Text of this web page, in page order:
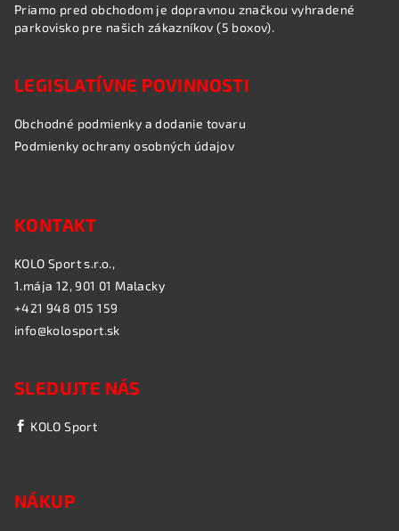
Priamo pred obchodom je dopravnou značkou vyhradené
parkovisko pre našich zákazníkov (5 boxov).
LEGISLATÍVNE POVINNOSTI
Obchodné podmienky a dodanie tovaru
Podmienky ochrany osobných údajov
KONTAKT
KOLO Sport s.r.o.,
1.mája 12, 901 01 Malacky
+421 948 015 159
info@kolosport.sk
SLEDUJTE NÁS
KOLO Sport
NÁKUP